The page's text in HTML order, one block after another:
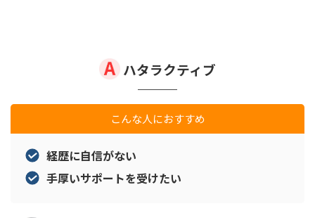
ハタラクティブ
こんな人におすすめ
経歴に自信がない
手厚いサポートを受けたい